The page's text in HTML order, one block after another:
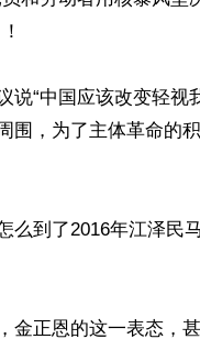
说“中国应该改变轻视
围，为了主体革命的
么到了2016年江泽民
金正恩的这一表态，